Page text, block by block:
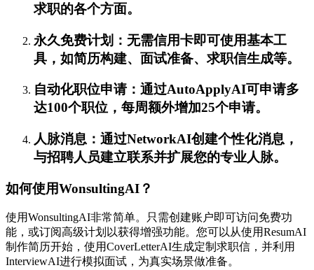
求职的各个方面。
永久免费计划：无需信用卡即可使用基本工
具，如简历构建、面试准备、求职信生成等。
自动化职位申请：通过AutoApplyAI可申请多
达100个职位，每周额外增加25个申请。
人脉消息：通过NetworkAI创建个性化消息，
与招聘人员建立联系并扩展您的专业人脉。
如何使用WonsultingAI？
使用WonsultingAI非常简单。只需创建账户即可访问免费功
能，或订阅高级计划以获得增强功能。您可以从使用ResumAI
制作简历开始，使用CoverLetterAI生成定制求职信，并利用
InterviewAI进行模拟面试，为真实场景做准备。